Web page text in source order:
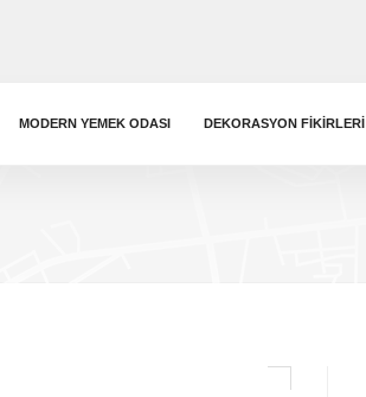
MODERN YEMEK ODASI DEKORASYON FIKIRLERI